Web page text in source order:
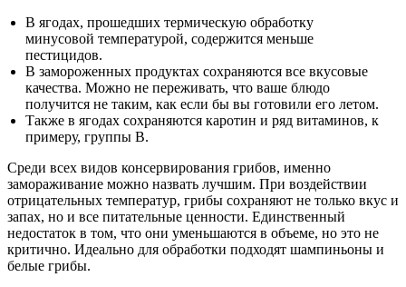
В ягодах, прошедших термическую обработку
минусовой температурой, содержится меньше
пестицидов.
В замороженных продуктах сохраняются все вкусовые
качества. Можно не переживать, что ваше блюдо
получится не таким, как если бы вы готовили его летом.
Также в ягодах сохраняются каротин и ряд витаминов, к
примеру, группы В.
Среди всех видов консервирования грибов, именно
замораживание можно назвать лучшим. При воздействии
отрицательных температур, грибы сохраняют не только вкус и
запах, но и все питательные ценности. Единственный
недостаток в том, что они уменьшаются в объеме, но это не
критично. Идеально для обработки подходят шампиньоны и
белые грибы.